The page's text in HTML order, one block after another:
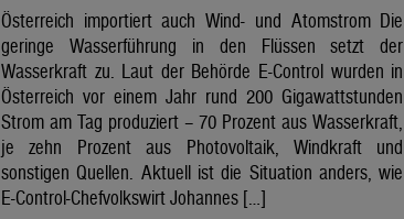
Österreich importiert auch Wind- und Atomstrom Die
geringe Wasserführung in den Flüssen setzt der
Wasserkraft zu. Laut der Behörde E-Control wurden in
Österreich vor einem Jahr rund 200 Gigawattstunden
Strom am Tag produziert – 70 Prozent aus Wasserkraft,
je zehn Prozent aus Photovoltaik, Windkraft und
sonstigen Quellen. Aktuell ist die Situation anders, wie
E-Control-Chefvolkswirt Johannes […]